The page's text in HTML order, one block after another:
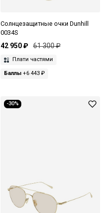
Солнцезащитные очки Dunhill
0034S
42 950 ₽ 61 300 ₽
Плати частями
Баллы+6 443 ₽
-30%